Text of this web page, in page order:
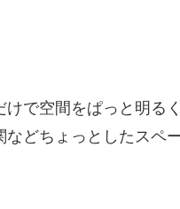
で空間をぱっと明る
どちょっとしたスペ